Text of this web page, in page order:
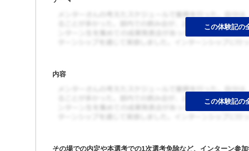
内容
その場での内定や本選考での1次選考免除など、インターン参